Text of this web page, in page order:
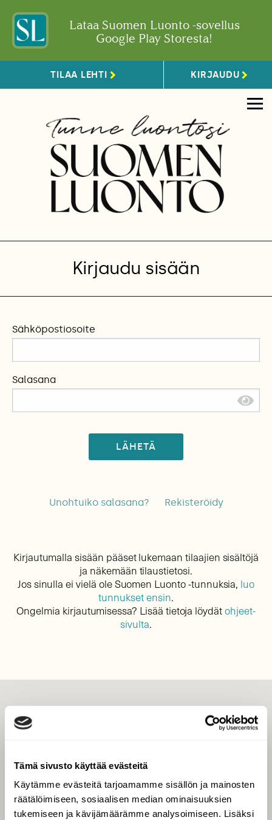
Tämä sivusto käyttää evästeitä
Käytämme evästeitä tarjoamamme sisällön ja mainosten
räätälöimiseen, sosiaalisen median ominaisuuksien
tukemiseen ja kävijämäärämme analysoimiseen. Lisäksi
Lataa Suomen Luonto -sovellus
Google Play Storesta!
TILAA LEHTI KIRJAUDU
Kirjaudu sisään
Sähköpostiosoite
Salasana
LÄHETÄ
Unohtuiko salasana? Rekisteröidy
Kirjautumalla sisään pääset lukemaan tilaajien sisältöjä
ja näkemään tilaustietosi.
Jos sinulla ei vielä ole Suomen Luonto -tunnuksia, luo
tunnukset ensin.
Ongelmia kirjautumisessa? Lisää tietoja löydätohjeet-
sivulta.
Tilaa digilukuoikeus
Äänestä parasta juttua
Tilaa uutiskirje